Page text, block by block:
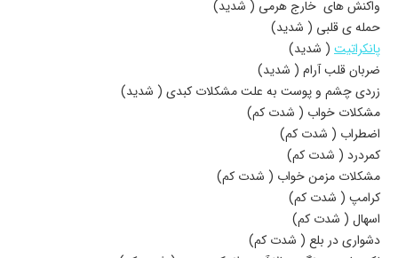
واکنش های خارج هرمی ( شدید)
حمله ی قلبی ( شدید)
پانکراتیت ( شدید)
ضربان قلب آرام ( شدید)
زردی چشم و پوست به علت مشکلات کبدی ( شدید)
مشکلات خواب ( شدت کم)
اضطراب ( شدت کم)
کمردرد ( شدت کم)
مشکلات مزمن خواب ( شدت کم)
کرامپ ( شدت کم)
اسهال ( شدت کم)
دشواری در بلع ( شدت کم)